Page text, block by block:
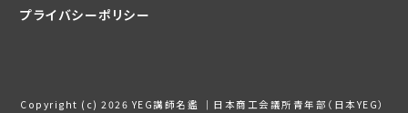
プライバシーポリシー
Copyright (c) 2026 YEG講師名鑑 ｜日本商工会議所青年部（日本YEG）